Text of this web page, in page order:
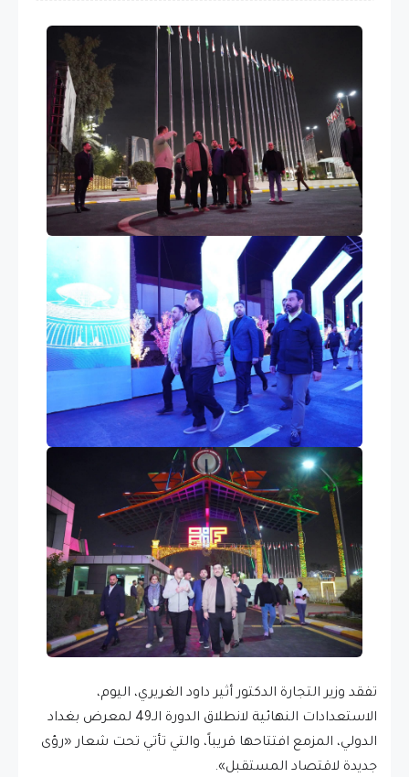
تفقد وزير التجارة الدكتور أثير داود الغريري، اليوم،
الاستعدادات النهائية لانطلاق الدورة الـ49 لمعرض بغداد
الدولي، المزمع افتتاحها قريباً، والتي تأتي تحت شعار «رؤى
جديدة لاقتصاد المستقبل».